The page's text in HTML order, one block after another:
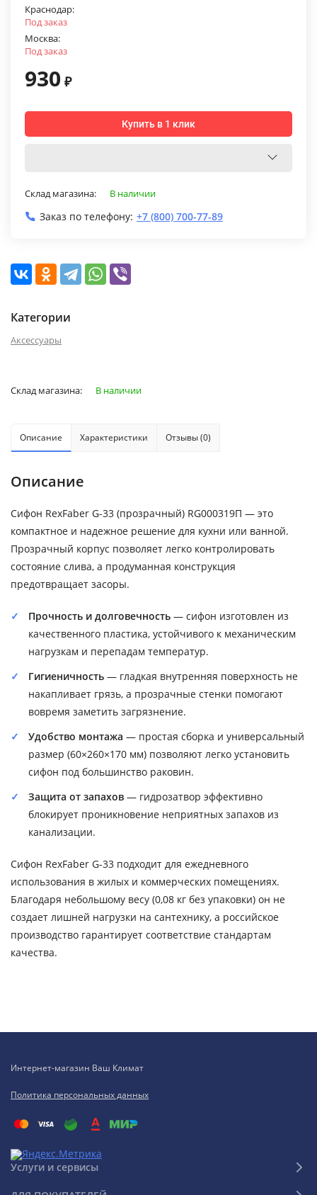
Краснодар:
Под заказ
Москва:
Под заказ
930 ₽
Купить в 1 клик
Склад магазина: В наличии
Заказ по телефону: +7 (800) 700-77-89
Категории
Аксессуары
Склад магазина: В наличии
Описание Характеристики Отзывы (0)
Описание
Сифон RexFaber G-33 (прозрачный) RG000319П — это
компактное и надежное решение для кухни или ванной.
Прозрачный корпус позволяет легко контролировать
состояние слива, а продуманная конструкция
предотвращает засоры.
Прочность и долговечность — сифон изготовлен из
качественного пластика, устойчивого к механическим
нагрузкам и перепадам температур.
Гигиеничность — гладкая внутренняя поверхность не
накапливает грязь, а прозрачные стенки помогают
вовремя заметить загрязнение.
Удобство монтажа — простая сборка и универсальный
размер (60×260×170 мм) позволяют легко установить
сифон под большинство раковин.
Защита от запахов — гидрозатвор эффективно
блокирует проникновение неприятных запахов из
канализации.
Сифон RexFaber G-33 подходит для ежедневного
использования в жилых и коммерческих помещениях.
Благодаря небольшому весу (0,08 кг без упаковки) он не
создает лишней нагрузки на сантехнику, а российское
производство гарантирует соответствие стандартам
качества.
Интернет-магазин Ваш Климат
Политика персональных данных
Услуги и сервисы